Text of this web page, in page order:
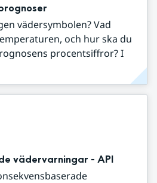
vädersymbolen? Vad
och hur ska du
procentsiffror? I
vädervarningar - API